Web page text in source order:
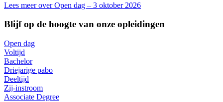
Lees meer over Open dag – 3 oktober 2026
Blijf op de hoogte van onze opleidingen
Open dag
Voltijd
Bachelor
Driejarige pabo
Deeltijd
Zij-instroom
Associate Degree